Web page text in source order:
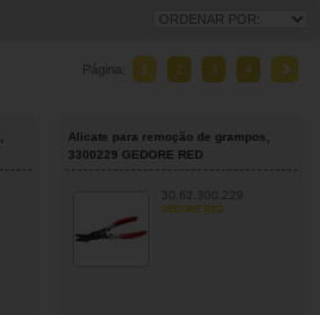
Página: 1 2 3 4
Alicate para remoção de grampos,
3300229 GEDORE RED
30.62.300.229
GEDORE RED